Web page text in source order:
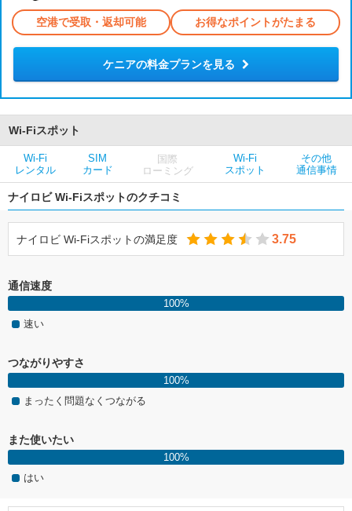
空港で受取・返却可能 お得なポイントがたまる
ケニアの料金プランを見る
Wi-Fiスポット
Wi-Fi
レンタル
SIM
カード
国際
ローミング
Wi-Fi
スポット
その他
通信事情
ナイロビ Wi-Fiスポットのクチコミ
ナイロビ Wi-Fiスポットの満足度 3.75
通信速度
100%
速い
つながりやすさ
100%
まったく問題なくつながる
また使いたい
100%
はい